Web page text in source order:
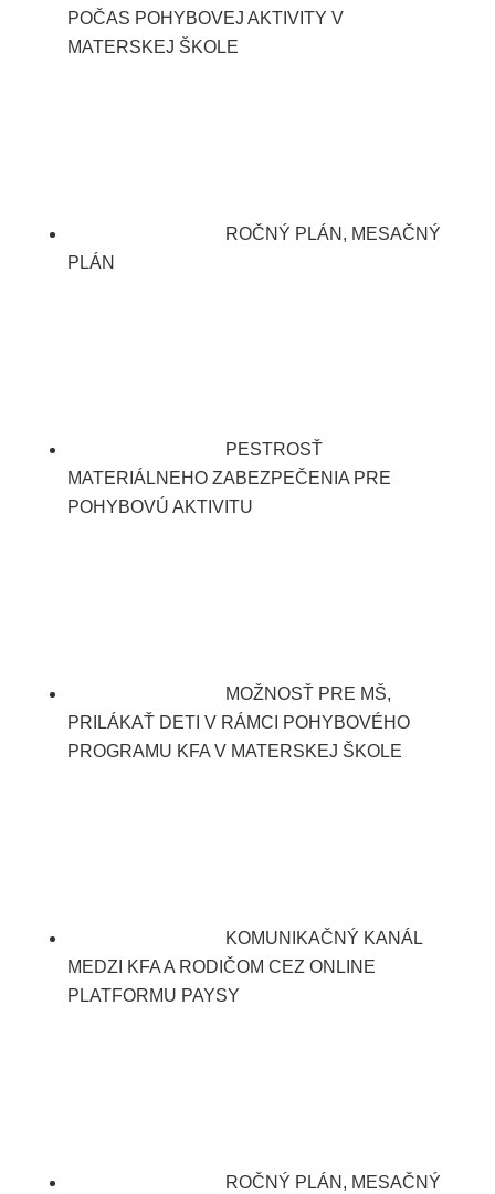
POČAS POHYBOVEJ AKTIVITY V
MATERSKEJ ŠKOLE
ROČNÝ PLÁN, MESAČNÝ
PLÁN
PESTROSŤ
MATERIÁLNEHO ZABEZPEČENIA PRE
POHYBOVÚ AKTIVITU
MOŽNOSŤ PRE MŠ,
PRILÁKAŤ DETI V RÁMCI POHYBOVÉHO
PROGRAMU KFA V MATERSKEJ ŠKOLE
KOMUNIKAČNÝ KANÁL
MEDZI KFA A RODIČOM CEZ ONLINE
PLATFORMU PAYSY
ROČNÝ PLÁN, MESAČNÝ